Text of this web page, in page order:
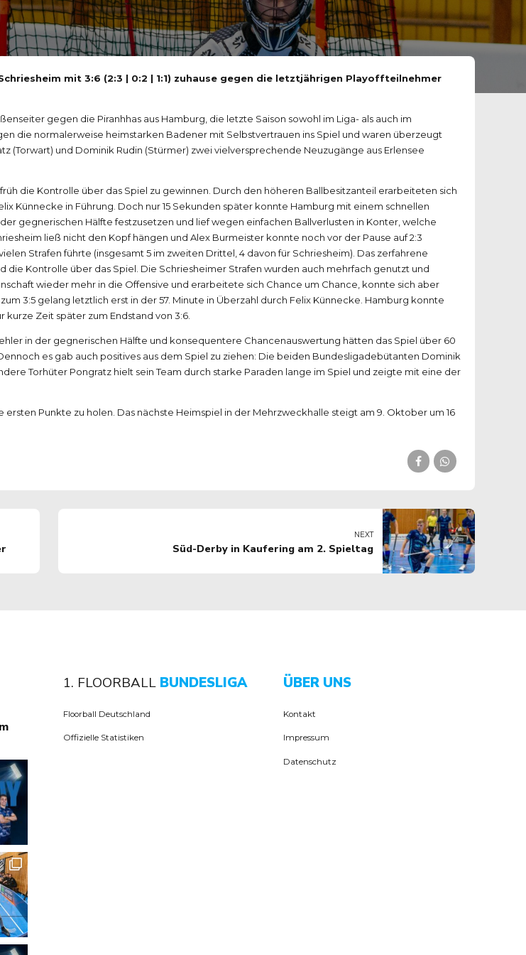
mit 3:6 (2:3 | 0:2 | 1:1) zuhause gegen die letztjährigen Playoffteilnehmer
gegen die Piranhhas aus Hamburg, die letzte Saison sowohl im Liga- als auch im
die normalerweise heimstarken Badener mit Selbstvertrauen ins Spiel und waren überzeugt
und Dominik Rudin (Stürmer) zwei vielversprechende Neuzugänge aus Erlensee
die Kontrolle über das Spiel zu gewinnen. Durch den höheren Ballbesitzanteil erarbeiteten sich
Künnecke in Führung. Doch nur 15 Sekunden später konnte Hamburg mit einem schnellen
gegnerischen Hälfte festzusetzen und lief wegen einfachen Ballverlusten in Konter, welche
ließ nicht den Kopf hängen und Alex Burmeister konnte noch vor der Pause auf 2:3
Strafen führte (insgesamt 5 im zweiten Drittel, 4 davon für Schriesheim). Das zerfahrene
Kontrolle über das Spiel. Die Schriesheimer Strafen wurden auch mehrfach genutzt und
wieder mehr in die Offensive und erarbeitete sich Chance um Chance, konnte sich aber
3:5 gelang letztlich erst in der 57. Minute in Überzahl durch Felix Künnecke. Hamburg konnte
Zeit später zum Endstand von 3:6.
in der gegnerischen Hälfte und konsequentere Chancenauswertung hätten das Spiel über 60
es gab auch positives aus dem Spiel zu ziehen: Die beiden Bundesligadebütanten Dominik
Torhüter Pongratz hielt sein Team durch starke Paraden lange im Spiel und zeigte mit eine der
Punkte zu holen. Das nächste Heimspiel in der Mehrzweckhalle steigt am 9. Oktober um 16
NEXT
Süd-Derby in Kaufering am 2. Spieltag
1. FLOORBALL BUNDESLIGA
Floorball Deutschland
Offizielle Statistiken
ÜBER UNS
Kontakt
Impressum
Datenschutz